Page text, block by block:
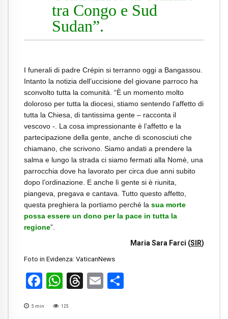
tra Congo e Sud
Sudan”.
I funerali di padre Crépin si terranno oggi a Bangassou.
Intanto la notizia dell’uccisione del giovane parroco ha
sconvolto tutta la comunità. “È un momento molto
doloroso per tutta la diocesi, stiamo sentendo l’affetto di
tutta la Chiesa, di tantissima gente – racconta il
vescovo -. La cosa impressionante è l’affetto e la
partecipazione della gente, anche di sconosciuti che
chiamano, che scrivono. Siamo andati a prendere la
salma e lungo la strada ci siamo fermati alla Nomè, una
parrocchia dove ha lavorato per circa due anni subito
dopo l’ordinazione. E anche lì gente si è riunita,
piangeva, pregava e cantava. Tutto questo affetto,
questa preghiera la portiamo perché la sua morte
possa essere un dono per la pace in tutta la
regione”.
Maria Sara Farci (SIR)
Foto in Evidenza: VaticanNews
Facebook
WhatsApp
Threads
Email
5 min 125